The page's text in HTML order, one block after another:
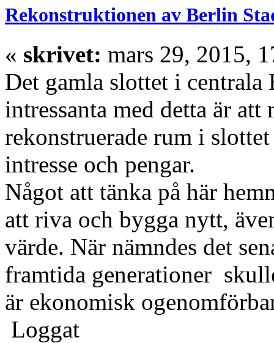
Rekonstruktionen av Berlin
« skrivet: mars 29, 2015,
Det gamla slottet i
intressanta med detta är
rekonstruerade rum i
intresse och pengar.
Något att tänka på här
att riva och bygga nytt,
värde. När nämndes det
framtida generationer
är ekonomisk
Loggat